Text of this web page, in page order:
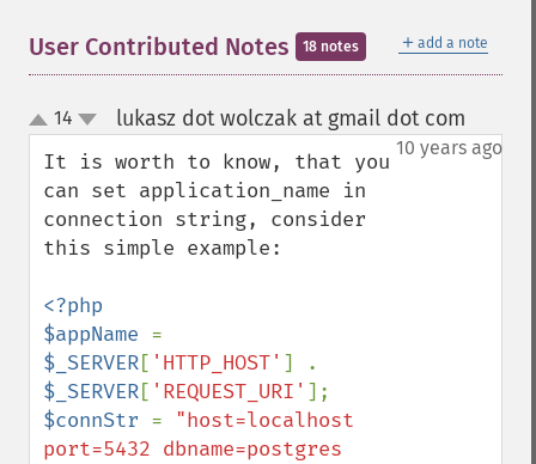
＋ add a note
User Contributed Notes 18 notes
up
down
14 lukasz dot wolczak at gmail dot com
10 years ago
It is worth to know, that you
can set application_name in
connection string, consider
this simple example:
<?php
$appName
$_SERVER[ 'HTTP_HOST'
$_SERVER[ 'REQUEST_URI'
$connStr = "host=localhost
port=5432 dbname=postgres